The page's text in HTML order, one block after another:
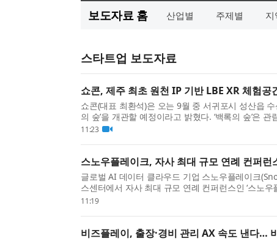
보도자료 홈 산업별 주제별 지
스타트업 보도자료
쇼콘, 제주 최초 원천 IP 기반 LBE XR 체험공
쇼콘(대표 최환석)은 오는 9월 중 서귀포시 성산읍
의 숲’을 개관할 예정이라고 밝혔다. ‘백록의 숲’은
착용한 채 실제 공간을 걸으며 이야기와 미션에 ...
11:23
스노우플레이크, 자사 최대 규모 연례 컨퍼런
글로벌 AI 데이터 클라우드 기업 스노우플레이크
스센터에서 자사 최대 규모 연례 컨퍼런스인 ‘스노
최한다. ‘스노우플레이크 월드 투어’는 전 세계 23개...
11:19
비즈플레이, 출장·경비 관리 AX 속도 낸다…